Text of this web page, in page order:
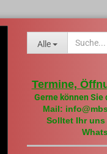
Alle
Termine,
Gerne können
Mail:
Solltet Ihr